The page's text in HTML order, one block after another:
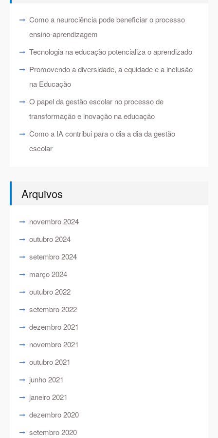
Como a neurociência pode beneficiar o processo
ensino-aprendizagem
Tecnologia na educação potencializa o aprendizado
Promovendo a diversidade, a equidade e a inclusão
na Educação
O papel da gestão escolar no processo de
transformação e inovação na educação
Como a IA contribui para o dia a dia da gestão
escolar
Arquivos
novembro 2024
outubro 2024
setembro 2024
março 2024
outubro 2022
setembro 2022
dezembro 2021
novembro 2021
outubro 2021
junho 2021
janeiro 2021
dezembro 2020
setembro 2020